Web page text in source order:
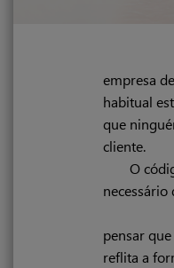
empresa
habitual
que
cliente.
O
pensar
reflita a